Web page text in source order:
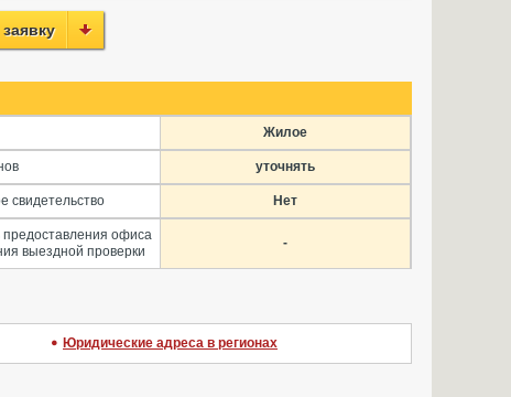
Жилое
уточнять
свидетельство Нет
предоставления офиса
выездной проверки
-
Юридические адреса в регионах